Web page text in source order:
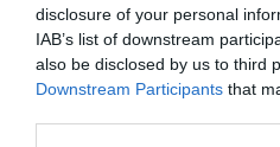
disclosure of your personal
IAB’s list of downstream
also be disclosed by us to third
Downstream Participants that
elegancia s jedinečnou
Pozorujte miestnych
cudzincov – „gringos“ –
užívajú slnko a piesok a
osviežujúci miestny